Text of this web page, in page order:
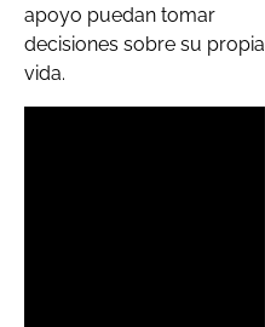
apoyo puedan tomar
decisiones sobre su propia
vida.